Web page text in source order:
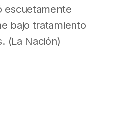
escuetamente
bajo tratamiento
(La Nación)